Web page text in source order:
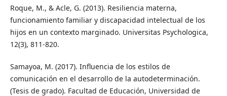
Roque, M., & Acle, G. (2013). Resiliencia materna,
funcionamiento familiar y discapacidad intelectual de los
hijos en un contexto marginado. Universitas Psychologica,
12(3), 811-820.
Samayoa, M. (2017). Influencia de los estilos de
comunicación en el desarrollo de la autodeterminación.
(Tesis de grado). Facultad de Educación, Universidad de